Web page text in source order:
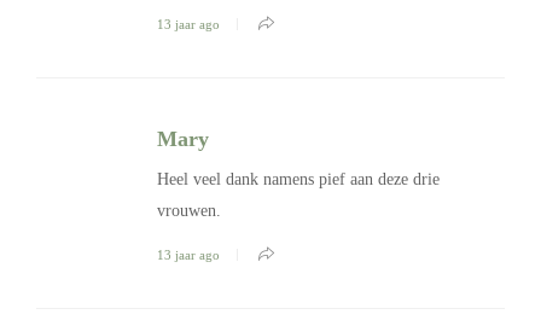
13 jaar ago
Mary
Heel veel dank namens pief aan deze drie
vrouwen.
13 jaar ago